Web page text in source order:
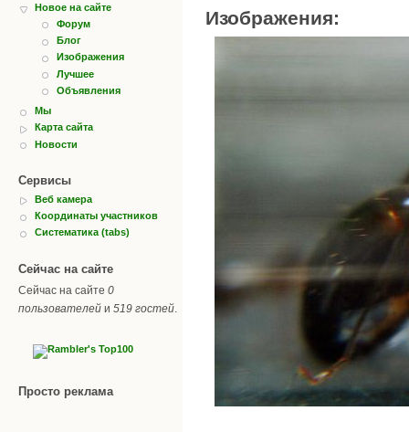
Новое на сайте
Форум
Блог
Изображения
Лучшее
Объявления
Мы
Карта сайта
Новости
Сервисы
Веб камера
Координаты участников
Систематика (tabs)
Сейчас на сайте
Сейчас на сайте 0
пользователей и 519 гостей
Просто реклама
Изображения: